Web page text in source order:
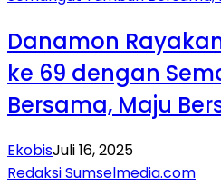
Danamon
ke 69 dengan
Bersama, Maju
EkobisJuli 16, 2025
Redaksi Sumselmedia.com